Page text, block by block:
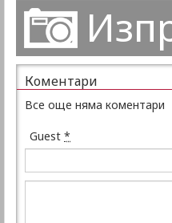
Коментари
Все още няма коментари
Guest *